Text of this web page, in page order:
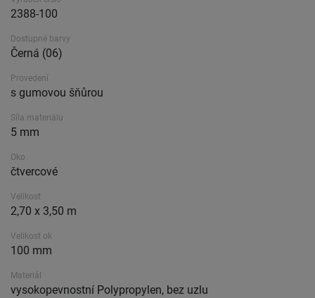
2388-100
Dostupné barvy
Černá (06)
Provedení
s gumovou šňůrou
Síla materiálu
5 mm
Oko
čtvercové
Velikost
2,70 x 3,50 m
Velikost ok
100 mm
Materiál
vysokopevnostní Polypropylen, bez uzlu